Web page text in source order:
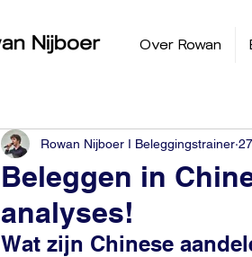
Over Rowan
Beleggen in
analyses!
Rowan Nijboer I Beleggingstrainer
Wat zijn Chinese